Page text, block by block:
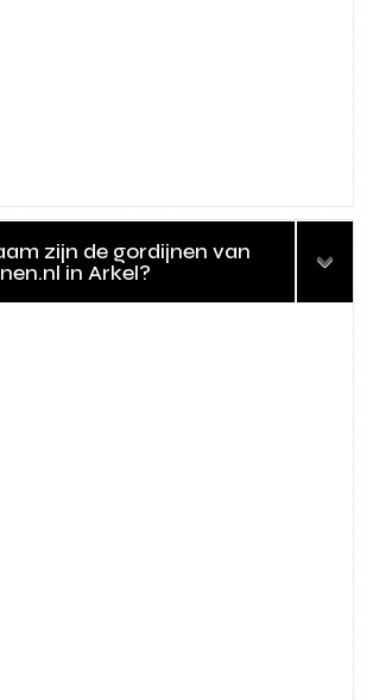
zijn de gordijnen van
in Arkel?